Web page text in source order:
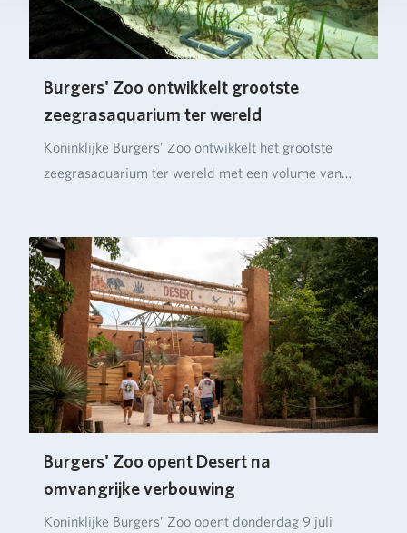
Burgers' Zoo ontwikkelt grootste
zeegrasaquarium ter wereld
Koninklijke Burgers’ Zoo ontwikkelt het grootste
zeegrasaquarium ter wereld met een volume van
Burgers' Zoo opent Desert na
omvangrijke verbouwing
Koninklijke Burgers’ Zoo opent donderdag 9 juli